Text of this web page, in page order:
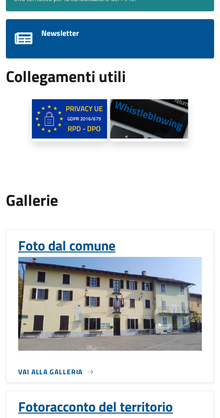
Newsletter
Collegamenti utili
Gallerie
Foto dal comune
VAI ALLA GALLERIA
Fotoracconto del territorio